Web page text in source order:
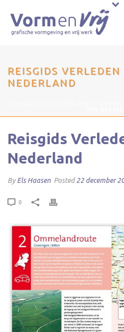
REISGIDS VERLEDEN
NEDERLAND
Reisgids
Nederland
ByEls Haasen Posted22 december
0